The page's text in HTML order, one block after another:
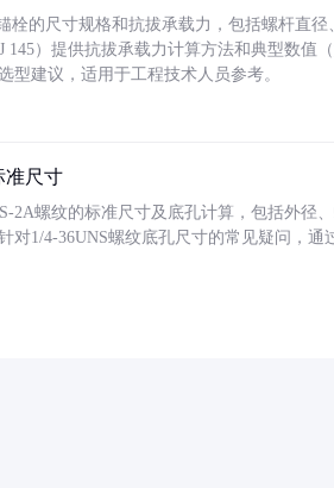
栓的尺寸规格和抗拔承载力，包括螺杆直
145）提供抗拔承载力计算方法和典型数值
型建议，适用于工程技术人员参考。
准尺寸
2A螺纹的标准尺寸及底孔计算，包括外径
对1/4-36UNS螺纹底孔尺寸的常见疑问，